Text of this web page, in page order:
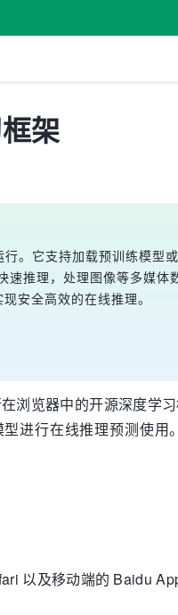
架
。它支持加载预训练模型
推理，处理图像等多媒
安全高效的在线推理。
览器中的开源深度学
进行在线推理预测使
以及移动端的 Baidu